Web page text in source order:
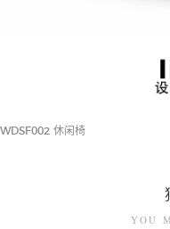
WDSF002 休闲椅
YOU